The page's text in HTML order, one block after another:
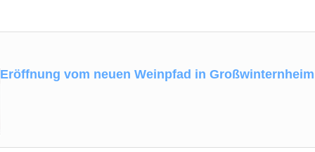
Eröffnung vom neuen Weinpfad in Großwinternheim